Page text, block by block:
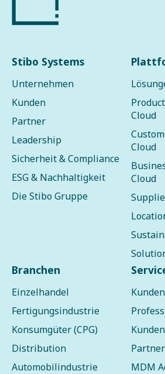
Stibo Systems
Unternehmen
Kunden
Partner
Leadership
Sicherheit & Compliance
ESG & Nachhaltigkeit
Die Stibo Gruppe
Cloud
Cloud
Cloud
Branchen
Einzelhandel
Fertigungsindustrie
Konsumgüter (CPG)
Distribution
Automobilindustrie
MDM